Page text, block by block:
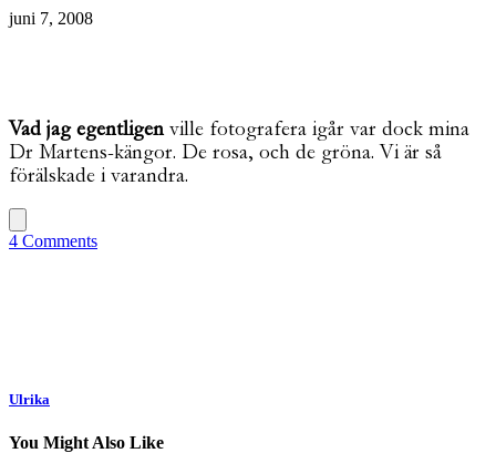
juni 7, 2008
Vad jag egentligenville fotografera igår var dock mina
Dr Martens-kängor. De rosa, och de gröna. Vi är så
förälskade i varandra.
4 Comments
Ulrika
You Might Also Like